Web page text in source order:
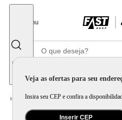
Menu
Veja as ofertas para seu
Insira seu CEP e confira a
Inserir CEP
Home Informática e Games / Periférico / Carregador, HD